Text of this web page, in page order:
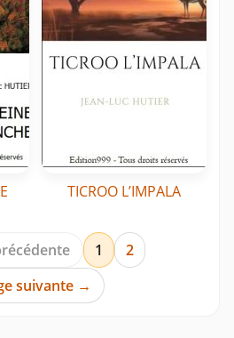
TICROO L’IMPALA
1
2
suivante →